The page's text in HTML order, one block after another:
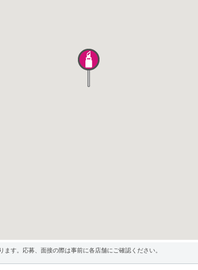
す。応募、面接の際は事前に各店舗にご確認ください。